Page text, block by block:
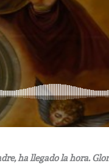
ha llegado la hora.